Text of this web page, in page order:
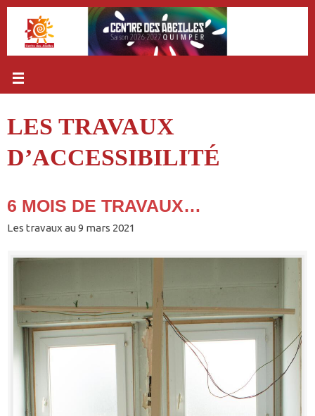
Passer
contenu
LES TRAVAUX
D’ACCESSIBILITÉ
6 MOIS DE TRAVAUX…
Les travaux au 9 mars 2021